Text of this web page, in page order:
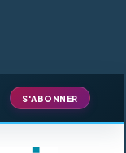
S'ABONNER